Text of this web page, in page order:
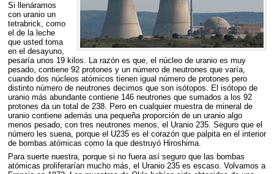
Si llenáramos
con uranio un
tetrabrick, como
el de la leche
que usted toma
en el desayuno,
pesaría unos 19 kilos. La razón es que, el núcleo de uranio es muy
pesado, contiene 92 protones y un número de neutrones que varía,
cuando dos núcleos atómicos tienen igual número de protones pero
distinto número de neutrones decimos que son isótopos. El isótopo de
uranio más abundante contiene 146 neutrones que sumados a los 92
protones da un total de 238. Pero en cualquier muestra de mineral de
uranio contiene además una pequeña proporción de un uranio algo
menos pesado, con tres neutrones menos, el Uranio 235. Seguro que el
número les suena, porque el U235 es el corazón que palpita en el interior
de bombas atómicas como la que destruyó Hiroshima.
Para suerte nuestra, porque si no fuera así seguro que las bombas
atómicas proliferarían mucho más, el Uranio 235 es escaso. Volvamos a